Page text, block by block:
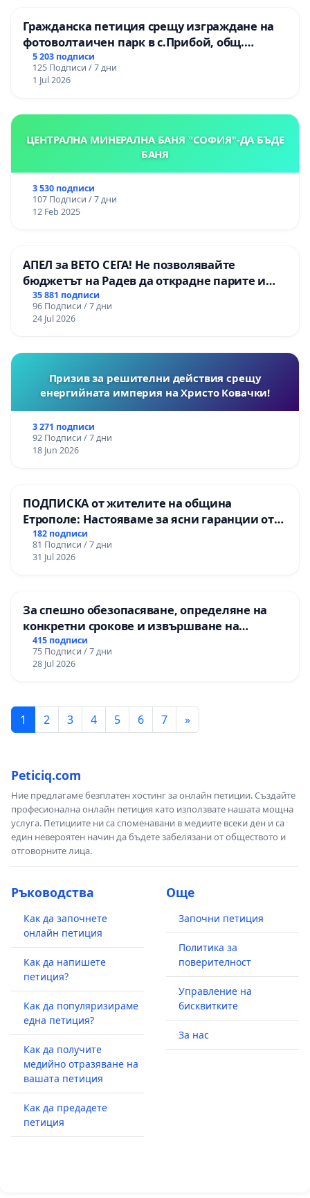
Гражданска петиция срещу изграждане на
фотоволтаичен парк в с.Прибой, общ.
Радомир
5 203 подписи
125 Подписи / 7 дни
1 Jul 2026
ЦЕНТРАЛНА МИНЕРАЛНА БАНЯ "СОФИЯ"-ДА БЪДЕ
БАНЯ
3 530 подписи
107 Подписи / 7 дни
12 Feb 2025
АПЕЛ за ВЕТО СЕГА! Не позволявайте
бюджетът на Радев да открадне парите и
правата ни в тъмното
35 881 подписи
96 Подписи / 7 дни
24 Jul 2026
Призив за решителни действия срещу
енергийната империя на Христо Ковачки!
3 271 подписи
92 Подписи / 7 дни
18 Jun 2026
ПОДПИСКА от жителите на община
Етрополе: Настояваме за ясни гаранции от
“Елаците-МЕД” АД и от държавата, че ще се
изпълнят всички екологични норми!
182 подписи
81 Подписи / 7 дни
31 Jul 2026
За спешно обезопасяване, определяне на
конкретни срокове и извършване на
цялостна рехабилитация на
републиканския път между пътен възел АМ
„Тракия“ - гр. Ихтиман - с. Мирово - к.к.
415 подписи
75 Подписи / 7 дни
28 Jul 2026
1 2 3 4 5 6 7 »
Peticiq.com
Ние предлагаме безплатен хостинг за онлайн петиции. Създайте
професионална онлайн петиция като използвате нашата мощна
услуга. Петициите ни са споменавани в медиите всеки ден и са
един невероятен начин да бъдете забелязани от обществото и
отговорните лица.
Ръководства
Как да започнете
онлайн петиция
Как да напишете
петиция?
Как да популяризираме
една петиция?
Как да получите
медийно отразяване на
вашата петиция
Как да предадете
петиция
Още
Започни петиция
Политика за
поверителност
Управление на
бисквитките
За нас